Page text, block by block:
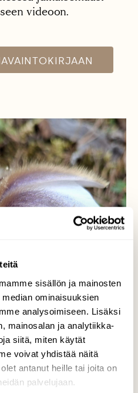
sisällön ja mainosten
ominaisuuksien
analysoimiseen. Lisäksi
mainosalan ja analytiikka-
siitä, miten käytät
voivat yhdistää näitä
antanut heille tai joita on
palvelujaan.
videoon.